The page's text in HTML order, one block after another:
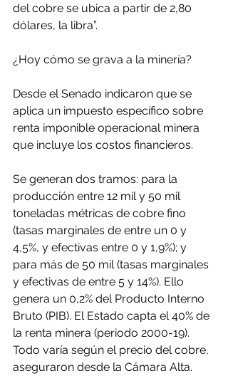
del cobre se ubica a partir de 2,80
dólares, la libra”.
¿Hoy cómo se grava a la minería?
Desde el Senado indicaron que se
aplica un impuesto específico sobre
renta imponible operacional minera
que incluye los costos financieros.
Se generan dos tramos: para la
producción entre 12 mil y 50 mil
toneladas métricas de cobre fino
(tasas marginales de entre un 0 y
4,5%, y efectivas entre 0 y 1,9%); y
para más de 50 mil (tasas marginales
y efectivas de entre 5 y 14%). Ello
genera un 0,2% del Producto Interno
Bruto (PIB). El Estado capta el 40% de
la renta minera (periodo 2000-19).
Todo varía según el precio del cobre,
aseguraron desde la Cámara Alta.